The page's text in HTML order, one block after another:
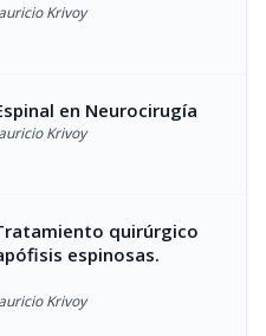
Krivoy
en Neurocirugía
Krivoy
quirúrgico
espinosas.
Krivoy